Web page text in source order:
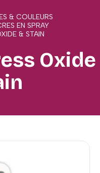
& COULEURS
EN SPRAY
& STAIN
Oxide